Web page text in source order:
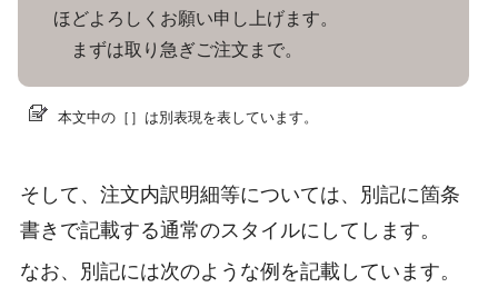
ほどよろしくお願い申し上げます。
まずは取り急ぎご注文まで。
本文中の［］は別表現を表しています。
そして、注文内訳明細等については、別記に箇条
書きで記載する通常のスタイルにしてします。
なお、別記には次のような例を記載しています。